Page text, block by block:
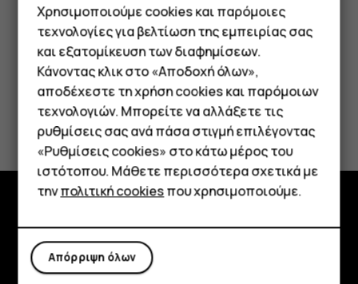
Smartphone
Τηλέφωνα απλής χρήσης
Tablet
Το βρήκατε χρήσιμο;
Ναι Όχι
Εξερευνήστε
Πληροφορίες
Χρησιμοποιούμε cookies και παρόμοιες
τεχνολογίες για βελτίωση της εμπειρίας σας
και εξατομίκευση των διαφημίσεων.
Κάνοντας κλικ στο «Αποδοχή όλων»,
αποδέχεστε τη χρήση cookies και παρόμοιων
τεχνολογιών. Μπορείτε να αλλάξετε τις
ρυθμίσεις σας ανά πάσα στιγμή επιλέγοντας
«Ρυθμίσεις cookies» στο κάτω μέρος του
ιστότοπου. Μάθετε περισσότερα σχετικά με
τηνπολιτική cookiesπου χρησιμοποιούμε.
Απόρριψη όλων